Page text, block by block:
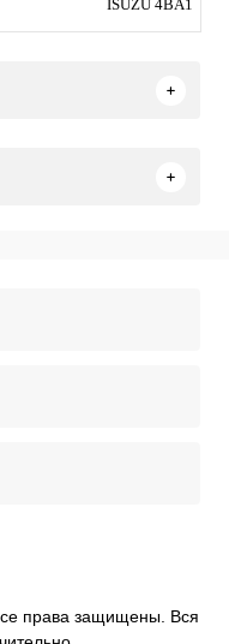
ISUZU 4BA1
права защищены. Вся